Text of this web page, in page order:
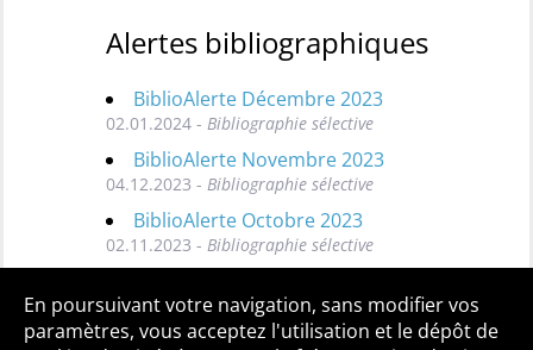
Alertes bibliographiques
BiblioAlerte Décembre 2023
02.01.2024 - Bibliographie sélective
BiblioAlerte Novembre 2023
04.12.2023 - Bibliographie sélective
BiblioAlerte Octobre 2023
02.11.2023 - Bibliographie sélective
Toutes les BiblioAlertes
En poursuivant votre navigation, sans modifier vos
paramètres, vous acceptez l'utilisation et le dépôt de